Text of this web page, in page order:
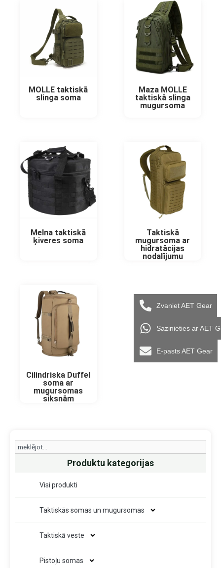
Search
Produktu kategorijas
Visi produkti
Taktiskās somas un mugursomas
Taktiskā veste
Pistoļu somas
MOLLE taktiskā
slinga soma
Maza MOLLE
taktiskā slinga
mugursoma
Melna taktiskā
ķiveres soma
Taktiskā
mugursoma ar
hidratācijas
nodalījumu
Cilindriska Duffel
soma ar
mugursomas
siksnām
Zvaniet AET Gear
Sazinieties ar AET
E-pasts AET Gear